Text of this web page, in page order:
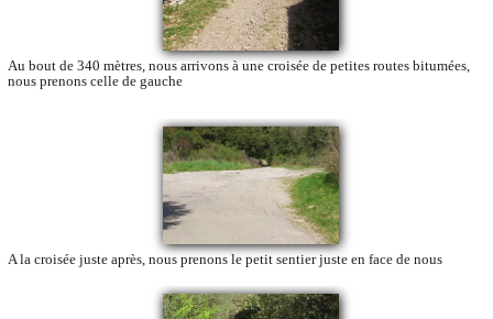
Au bout de 340 mètres, nous arrivons à une croisée de petites routes bitumées,
nous prenons celle de gauche
A la croisée juste après, nous prenons le petit sentier juste en face de nous